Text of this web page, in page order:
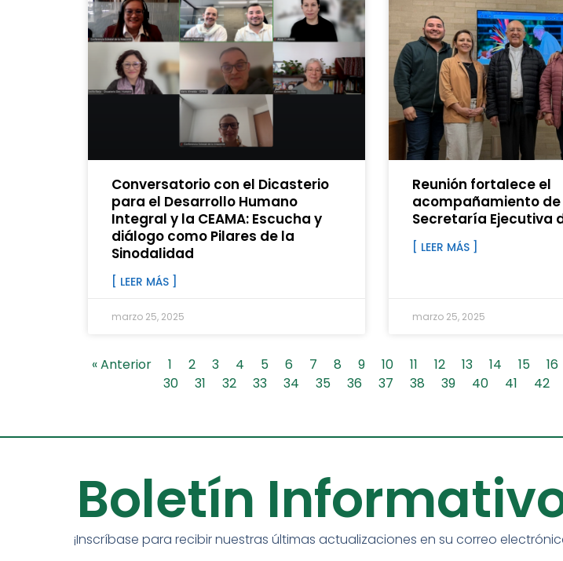
Conversatorio con el Dicasterio
para el Desarrollo Humano
Integral y la CEAMA: Escucha y
diálogo como Pilares de la
Sinodalidad
[ LEER MÁS ]
marzo 25, 2025
Reunión fortalece el
acompañamiento de
Secretaría Ejecutiva
[ LEER MÁS ]
marzo 25, 2025
« Anterior 1 2 3 4 5 6 7 8 9 10 11 12 13 14 15 16
30
31 32 33 34 35 36 37 38 39 40 41 42
Boletín
¡Inscríbase para recibir nuestras últimas actualizaciones en su correo